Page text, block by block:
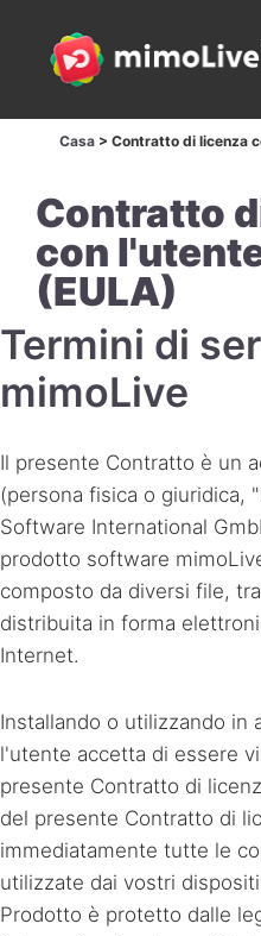
Casa > Contratto di licenza
Contratto
con
(EULA)
Termini di
mimoLive
Il presente Contratto è un
(persona fisica o giuridica,
Software International
prodotto software
composto da diversi file,
distribuita in forma
Internet.
Installando o utilizzando in
l'utente accetta di essere
presente Contratto di
del presente Contratto di
immediatamente tutte le
utilizzate dai vostri
Prodotto è protetto dalle